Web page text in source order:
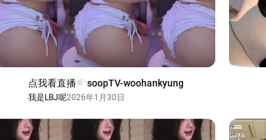
点我看直播 soopTV-woohankyung
我是LBJ呢2026年1月30日